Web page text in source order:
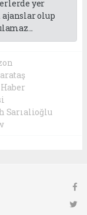
yer
olup
Sarıalioğlu